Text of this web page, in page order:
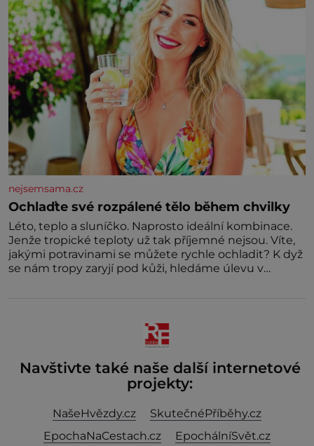
nejsemsama.cz
Ochlaďte své rozpálené tělo během chvilky
Léto, teplo a sluníčko. Naprosto ideální kombinace.
Jenže tropické teploty už tak příjemné nejsou. Víte,
jakými potravinami se můžete rychle ochladit? K dyž
se nám tropy zaryjí pod kůži, hledáme úlevu v
Navštivte také naše další internetové
projekty:
NašeHvězdy.cz
SkutečnéPříběhy.cz
EpochaNaCestach.cz
EpochálníSvět.cz